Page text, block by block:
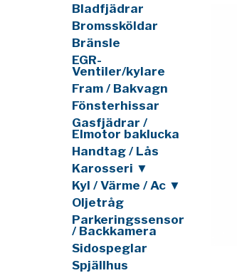
Bladfjädrar
Bromssköldar
Bränsle
EGR-
Ventiler/kylare
Fram / Bakvagn
Fönsterhissar
Gasfjädrar /
Elmotor baklucka
Handtag / Lås
Karosseri ▼
Kyl / Värme / Ac ▼
Oljetråg
Parkeringssensor
/ Backkamera
Sidospeglar
Spjällhus